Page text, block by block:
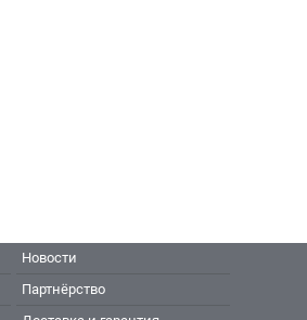
Новости
Партнёрство